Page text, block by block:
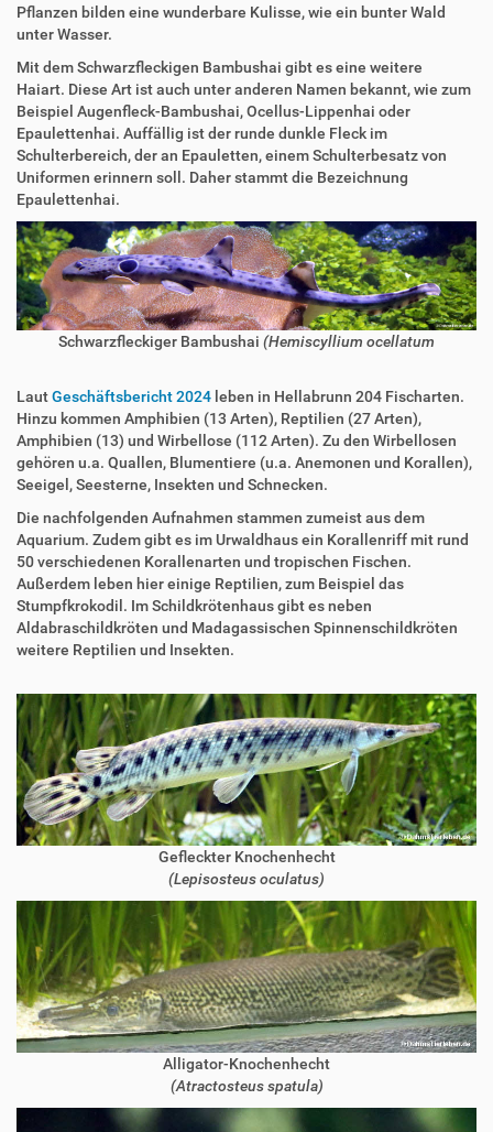
Pflanzen bilden eine wunderbare Kulisse, wie ein bunter Wald
unter Wasser.
Mit dem Schwarzfleckigen Bambushai gibt es eine weitere
Haiart. Diese Art ist auch unter anderen Namen bekannt, wie zum
Beispiel Augenfleck-Bambushai, Ocellus-Lippenhai oder
Epaulettenhai. Auffällig ist der runde dunkle Fleck im
Schulterbereich, der an Epauletten, einem Schulterbesatz von
Uniformen erinnern soll. Daher stammt die Bezeichnung
Epaulettenhai.
Schwarzfleckiger Bambushai (Hemiscyllium ocellatum
LautGeschäftsbericht 2024 leben in Hellabrunn 204 Fischarten.
Hinzu kommen Amphibien (13 Arten), Reptilien (27 Arten),
Amphibien (13) und Wirbellose (112 Arten). Zu den Wirbellosen
gehören u.a. Quallen, Blumentiere (u.a. Anemonen und Korallen),
Seeigel, Seesterne, Insekten und Schnecken.
Die nachfolgenden Aufnahmen stammen zumeist aus dem
Aquarium. Zudem gibt es im Urwaldhaus ein Korallenriff mit rund
50 verschiedenen Korallenarten und tropischen Fischen.
Außerdem leben hier einige Reptilien, zum Beispiel das
Stumpfkrokodil. Im Schildkrötenhaus gibt es neben
Aldabraschildkröten und Madagassischen Spinnenschildkröten
weitere Reptilien und Insekten.
Gefleckter Knochenhecht
(Lepisosteus oculatus)
Alligator-Knochenhecht
(Atractosteus spatula)